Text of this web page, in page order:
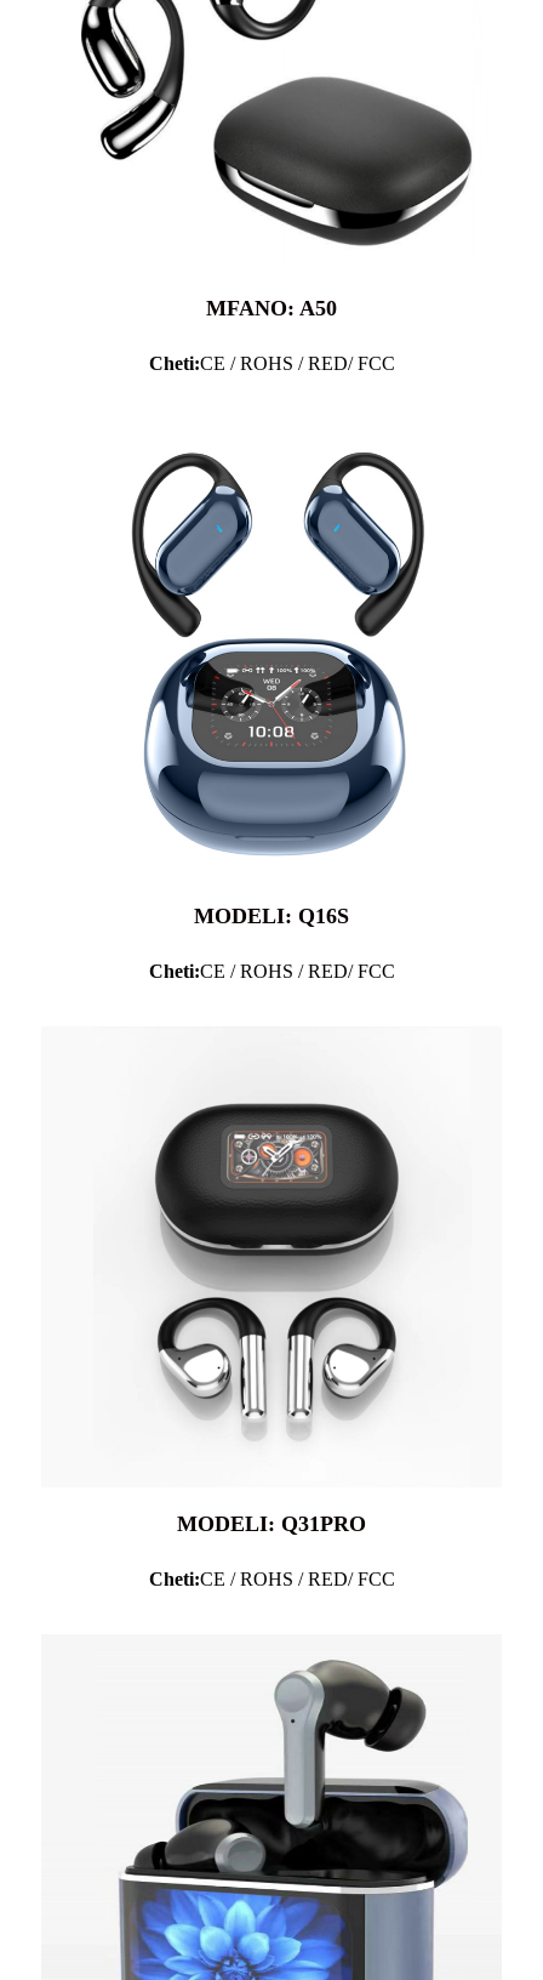
MFANO: A50
Cheti:CE / ROHS / RED/ FCC
MODELI: Q16S
Cheti:CE / ROHS / RED/ FCC
MODELI: Q31PRO
Cheti:CE / ROHS / RED/ FCC